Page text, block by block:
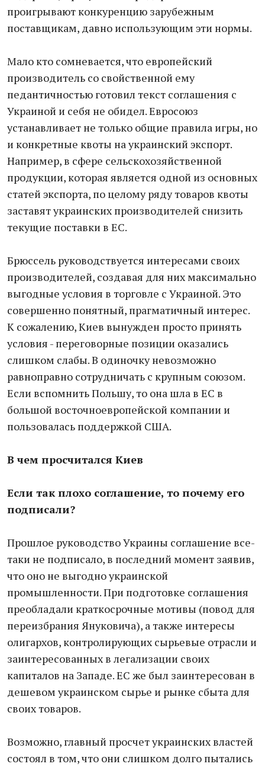
проигрывают конкуренцию зарубежным
поставщикам, давно использующим эти нормы.
Мало кто сомневается, что европейский
производитель со свойственной ему
педантичностью готовил текст соглашения с
Украиной и себя не обидел. Евросоюз
устанавливает не только общие правила игры, но
и конкретные квоты на украинский экспорт.
Например, в сфере сельскохозяйственной
продукции, которая является одной из основных
статей экспорта, по целому ряду товаров квоты
заставят украинских производителей снизить
текущие поставки в ЕС.
Брюссель руководствуется интересами своих
производителей, создавая для них максимально
выгодные условия в торговле с Украиной. Это
совершенно понятный, прагматичный интерес.
К сожалению, Киев вынужден просто принять
условия - переговорные позиции оказались
слишком слабы. В одиночку невозможно
равноправно сотрудничать с крупным союзом.
Если вспомнить Польшу, то она шла в ЕС в
большой восточноевропейской компании и
пользовалась поддержкой США.
В чем просчитался Киев
Если так плохо соглашение, то почему его
подписали?
Прошлое руководство Украины соглашение все-
таки не подписало, в последний момент заявив,
что оно не выгодно украинской
промышленности. При подготовке соглашения
преобладали краткосрочные мотивы (повод для
переизбрания Януковича), а также интересы
олигархов, контролирующих сырьевые отрасли и
заинтересованных в легализации своих
капиталов на Западе. ЕС же был заинтересован в
дешевом украинском сырье и рынке сбыта для
своих товаров.
Возможно, главный просчет украинских властей
состоял в том, что они слишком долго пытались